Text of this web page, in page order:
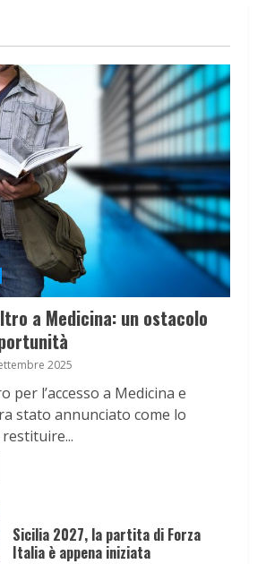
a Medicina: un ostacolo
2025
per l’accesso a Medicina e
stato annunciato come lo
Sicilia 2027, la partita di Forza
Italia è appena iniziata